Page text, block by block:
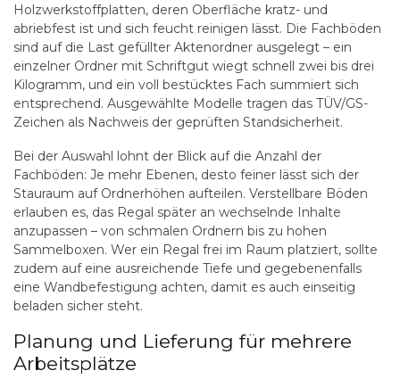
Holzwerkstoffplatten, deren Oberfläche kratz- und
abriebfest ist und sich feucht reinigen lässt. Die Fachböden
sind auf die Last gefüllter Aktenordner ausgelegt – ein
einzelner Ordner mit Schriftgut wiegt schnell zwei bis drei
Kilogramm, und ein voll bestücktes Fach summiert sich
entsprechend. Ausgewählte Modelle tragen das TÜV/GS-
Zeichen als Nachweis der geprüften Standsicherheit.
Bei der Auswahl lohnt der Blick auf die Anzahl der
Fachböden: Je mehr Ebenen, desto feiner lässt sich der
Stauraum auf Ordnerhöhen aufteilen. Verstellbare Böden
erlauben es, das Regal später an wechselnde Inhalte
anzupassen – von schmalen Ordnern bis zu hohen
Sammelboxen. Wer ein Regal frei im Raum platziert, sollte
zudem auf eine ausreichende Tiefe und gegebenenfalls
eine Wandbefestigung achten, damit es auch einseitig
beladen sicher steht.
Planung und Lieferung für mehrere
Arbeitsplätze